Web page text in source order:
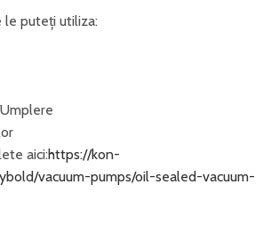
le puteți utiliza:
aici:https://kon-
vacuum-pumps/oil-sealed-vacuum-